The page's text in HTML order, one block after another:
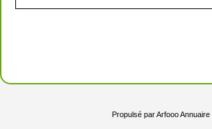
Propulsé parArfooo Annuaire